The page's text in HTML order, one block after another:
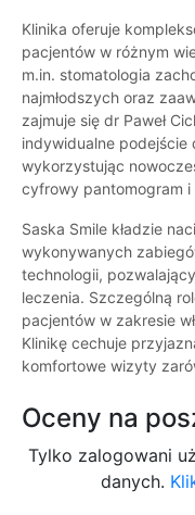
Klinika oferuje
pacjentów w różnym
m.in. stomatologia
najmłodszych oraz
zajmuje się dr Paweł
indywidualne
wykorzystując
cyfrowy pantomogram i
Saska Smile kładzie
wykonywanych
technologii,
leczenia. Szczególną
pacjentów w zakresie
Klinikę cechuje
komfortowe wizyty
Oceny na
Tylko zalogowani
danych.